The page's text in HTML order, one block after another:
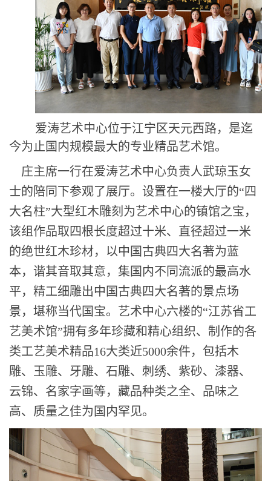
爱涛艺术中心位于江宁区天元西路，是迄
今为止国内规模最大的专业精品艺术馆。
庄主席一行在爱涛艺术中心负责人武琼玉女
士的陪同下参观了展厅。设置在一楼大厅的“四
大名柱”大型红木雕刻为艺术中心的镇馆之宝，
该组作品取四根长度超过十米、直径超过一米
的绝世红木珍材，以中国古典四大名著为蓝
本，谐其音取其意，集国内不同流派的最高水
平，精工细雕出中国古典四大名著的景点场
景，堪称当代国宝。艺术中心六楼的“江苏省工
艺美术馆”拥有多年珍藏和精心组织、制作的各
类工艺美术精品16大类近5000余件，包括木
雕、玉雕、牙雕、石雕、刺绣、紫砂、漆器、
云锦、名家字画等，藏品种类之全、品味之
高、质量之佳为国内罕见。